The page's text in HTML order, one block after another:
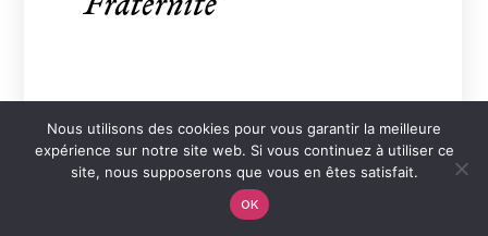
Confinement Covid 19 : Informations
pour la pratique par prescription
médicale
LIRE PLUS
Nous utilisons des cookies pour vous garantir la meilleure
expérience sur notre site web. Si vous continuez à utiliser ce
site, nous supposerons que vous en êtes satisfait.
OK